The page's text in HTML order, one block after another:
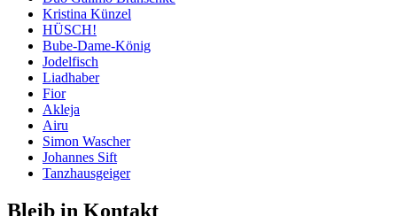
Kristina Künzel
HÜSCH!
Bube-Dame-König
Jodelfisch
Liadhaber
Fior
Akleja
Airu
Simon Wascher
Johannes Sift
Tanzhausgeiger
Bleib in Kontakt